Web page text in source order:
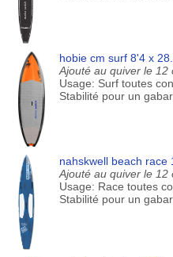
hobie cm surf 8'4 x
Ajouté au quiver le 12
Usage: Surf toutes
Stabilité pour un
nahskwell beach race
Ajouté au quiver le 12
Usage: Race toutes
Stabilité pour un